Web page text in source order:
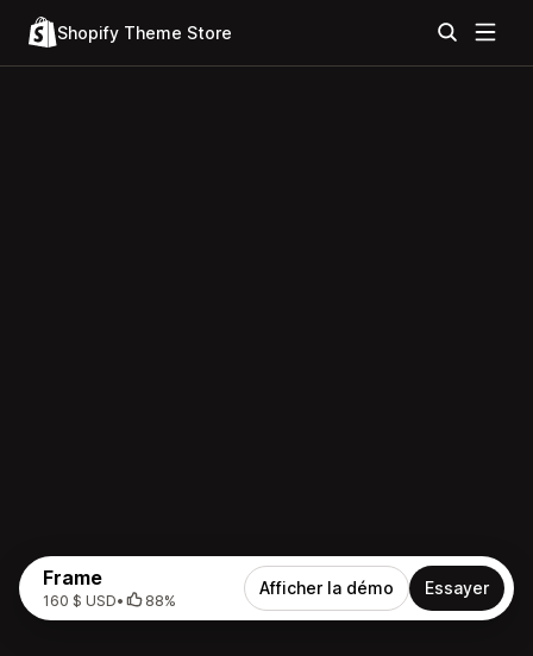
Shopify Theme Store
Frame
160 $ USD• 88%
Afficher la démo Essayer